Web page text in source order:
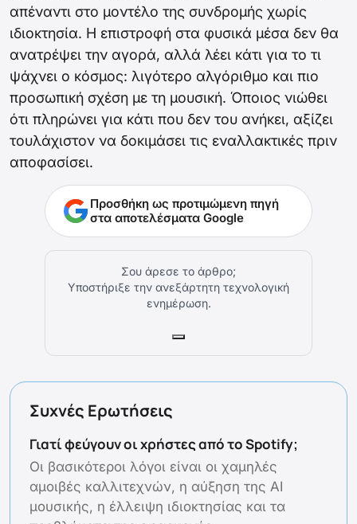
απέναντι στο μοντέλο της συνδρομής χωρίς
ιδιοκτησία. Η επιστροφή στα φυσικά μέσα δεν θα
ανατρέψει την αγορά, αλλά λέει κάτι για το τι
ψάχνει ο κόσμος: λιγότερο αλγόριθμο και πιο
προσωπική σχέση με τη μουσική. Όποιος νιώθει
ότι πληρώνει για κάτι που δεν του ανήκει, αξίζει
τουλάχιστον να δοκιμάσει τις εναλλακτικές πριν
αποφασίσει.
Προσθήκη ως προτιμώμενη πηγή
στα αποτελέσματα Google
Σου άρεσε το άρθρο;
Υποστήριξε την ανεξάρτητη τεχνολογική
ενημέρωση.
Συχνές Ερωτήσεις
Γιατί φεύγουν οι χρήστες από το Spotify;
Οι βασικότεροι λόγοι είναι οι χαμηλές
αμοιβές καλλιτεχνών, η αύξηση της AI
μουσικής, η έλλειψη ιδιοκτησίας και τα